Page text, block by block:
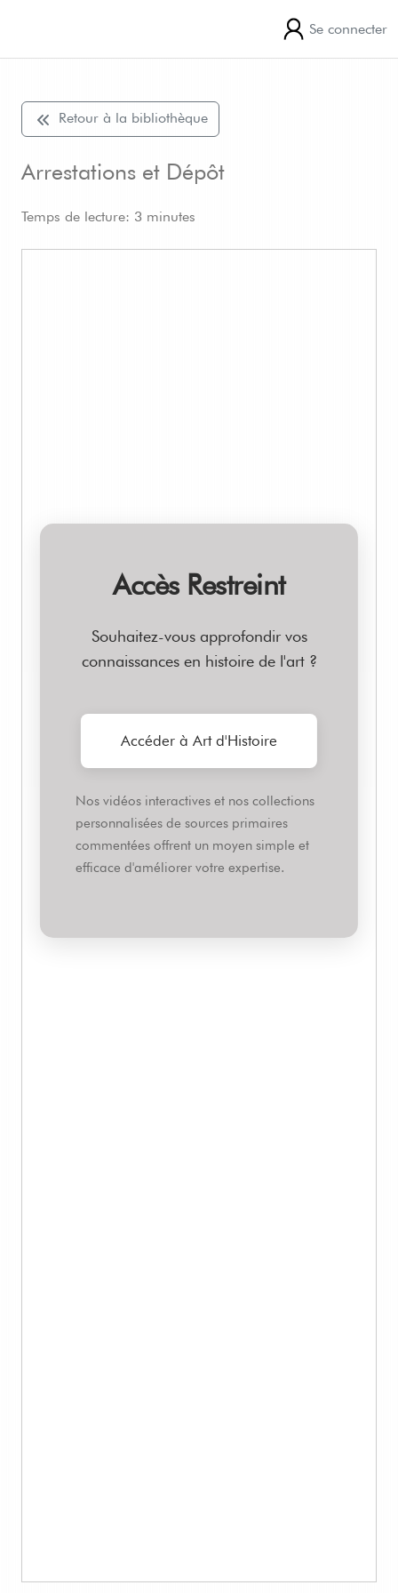
Se connecter
Retour à la bibliothèque
Arrestations et Dépôt
Temps de lecture: 3 minutes
Accès Restreint
Souhaitez-vous approfondir vos
connaissances en histoire de l'art ?
Accéder à Art d'Histoire
Nos vidéos interactives et nos collections
personnalisées de sources primaires
commentées offrent un moyen simple et
efficace d'améliorer votre expertise.